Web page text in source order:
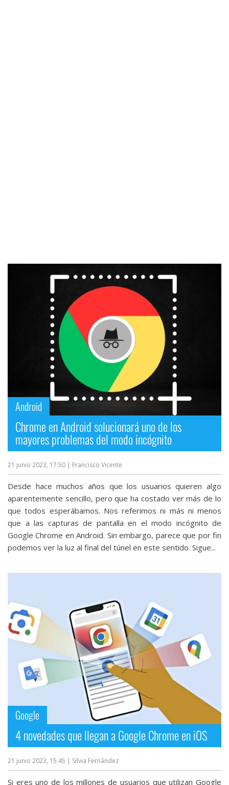
Android
Chrome en Android solucionará uno de los
mayores problemas del modo incógnito
21 junio 2023, 17:50 | Francisco Vicente
Desde hace muchos años que los usuarios quieren algo
aparentemente sencillo, pero que ha costado ver más de lo
que todos esperábamos. Nos referimos ni más ni menos
que a las capturas de pantalla en el modo incógnito de
Google Chrome en Android. Sin embargo, parece que por fin
podemos ver la luz al final del túnel en este sentido. Sigue...
Google
4 novedades que llegan a Google Chrome en iOS
21 junio 2023, 15:45 | Silvia Fernández
Si eres uno de los millones de usuarios que utilizan Google